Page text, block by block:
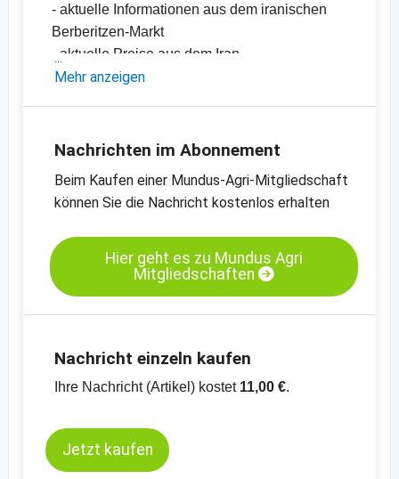
- aktuelle Informationen aus dem iranischen
Berberitzen-Markt
- aktuelle Preise aus dem Iran
-Preischarts für getrocknete Berberitzen und
Mehr anzeigen
Nachrichten im Abonnement
Beim Kaufen einer Mundus-Agri-Mitgliedschaft
können Sie die Nachricht kostenlos erhalten
Hier geht es zu Mundus Agri
Mitgliedschaften
Nachricht einzeln kaufen
Ihre Nachricht (Artikel) kostet 11,00 €.
Jetzt kaufen